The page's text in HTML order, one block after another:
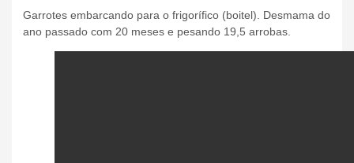
Garrotes embarcando para o frigorífico (boitel). Desmama do
ano passado com 20 meses e pesando 19,5 arrobas.